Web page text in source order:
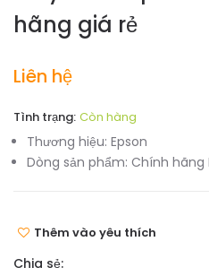
hãng giá rẻ
Liên hệ
Tình trạng: Còn hàng
Thương hiệu: Epson
Dòng sản phẩm: Chính hãng
Thêm vào yêu thích
Chia sẻ: